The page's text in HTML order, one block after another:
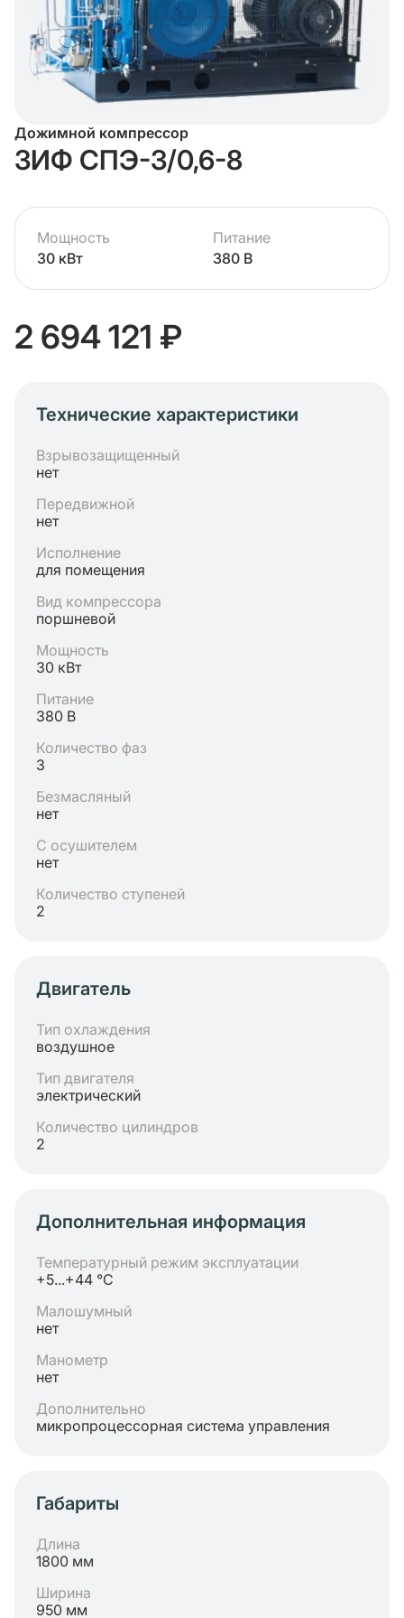
Дожимной компрессор
ЗИФ СПЭ-3/0,6-8
Мощность
30 кВт
Питание
380 В
2 694 121 ₽
Технические характеристики
Взрывозащищенный
нет
Передвижной
нет
Исполнение
для помещения
Вид компрессора
поршневой
Мощность
30 кВт
Питание
380 В
Количество фаз
3
Безмасляный
нет
С осушителем
нет
Количество ступеней
2
Двигатель
Тип охлаждения
воздушное
Тип двигателя
электрический
Количество цилиндров
2
Дополнительная информация
Температурный режим эксплуатации
+5...+44 °C
Малошумный
нет
Манометр
нет
Дополнительно
микропроцессорная система управления
Габариты
Длина
1800 мм
Ширина
950 мм